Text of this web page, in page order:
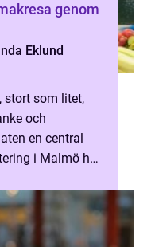
genom
Eklund
stort som litet,
och
en central
i Malmö har